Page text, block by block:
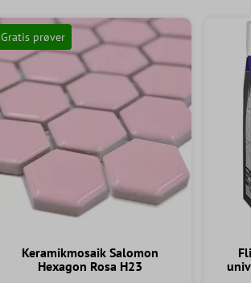
Gratis prøver
Keramikmosaik Salomon
Hexagon Rosa H23